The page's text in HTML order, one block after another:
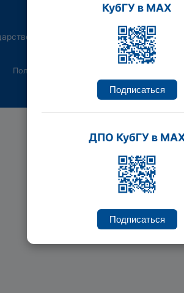
университет, Институт
Политика конфиденциальности
КубГУ в MAX
Подписаться
ДПО КубГУ в
Подписаться